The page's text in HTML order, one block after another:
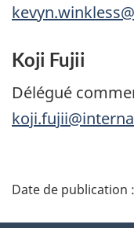
Koji Fujii
Délégué
Additional
Date de publication :